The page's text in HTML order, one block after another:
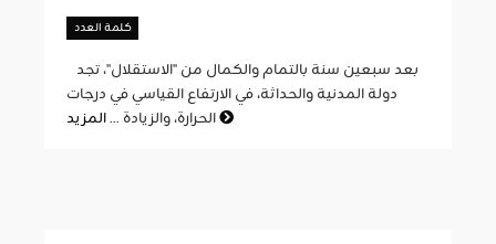
كلمة العدد
دولة المدنية والحداثة، في الارتفاع القياسي في درجات
الحرارة، والزيادة ...